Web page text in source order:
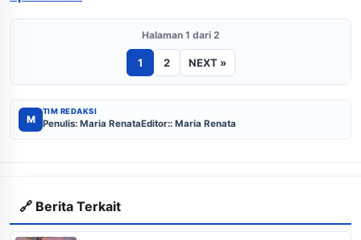
Halaman 1 dari 2
1 2 NEXT »
M
TIM REDAKSI
Penulis: Maria RenataEditor:: Maria Renata
🔗 Berita Terkait